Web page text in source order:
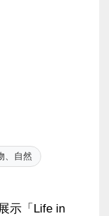
、自然
示「Life in